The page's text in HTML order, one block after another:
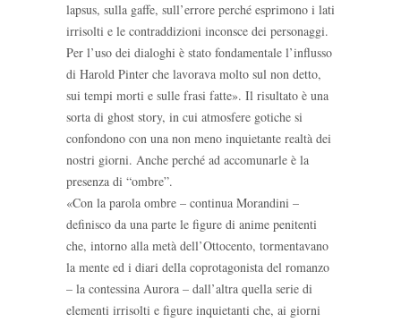
lapsus, sulla gaffe, sull’errore perché esprimono i lati
irrisolti e le contraddizioni inconsce dei personaggi.
Per l’uso dei dialoghi è stato fondamentale l’influsso
di Harold Pinter che lavorava molto sul non detto,
sui tempi morti e sulle frasi fatte». Il risultato è una
sorta di ghost story, in cui atmosfere gotiche si
confondono con una non meno inquietante realtà dei
nostri giorni. Anche perché ad accomunarle è la
presenza di “ombre”.
«Con la parola ombre – continua Morandini –
definisco da una parte le figure di anime penitenti
che, intorno alla metà dell’Ottocento, tormentavano
la mente ed i diari della coprotagonista del romanzo
– la contessina Aurora – dall’altra quella serie di
elementi irrisolti e figure inquietanti che, ai giorni